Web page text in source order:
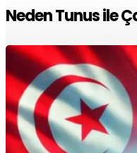
Neden Tunus ile